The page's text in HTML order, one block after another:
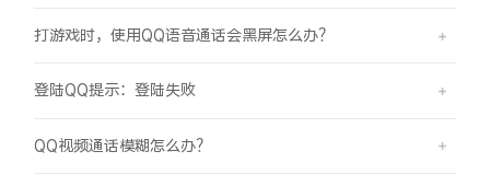
打游戏时，使用QQ语音通话会黑屏怎么办？
登陆QQ提示：登陆失败
QQ视频通话模糊怎么办？